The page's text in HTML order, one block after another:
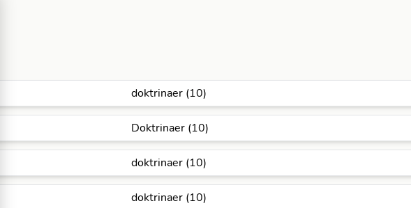
doktrinaer (10)
Doktrinaer (10)
doktrinaer (10)
doktrinaer (10)